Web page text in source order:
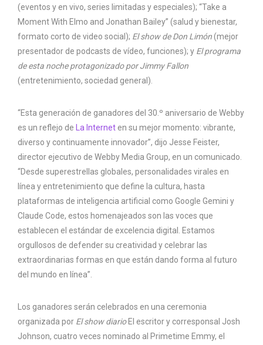
(eventos y en vivo, series limitadas y especiales); “Take a
Moment With Elmo and Jonathan Bailey” (salud y bienestar,
formato corto de video social); El show de Don Limón(mejor
presentador de podcasts de vídeo, funciones); y El programa
de esta noche protagonizado por Jimmy Fallon
(entretenimiento, sociedad general).
“Esta generación de ganadores del 30.º aniversario de Webby
es un reflejo de
La Internet en su mejor momento: vibrante,
diverso y continuamente innovador”, dijo Jesse Feister,
director ejecutivo de Webby Media Group, en un comunicado.
“Desde superestrellas globales, personalidades virales en
línea y entretenimiento que define la cultura, hasta
plataformas de inteligencia artificial como Google Gemini y
Claude Code, estos homenajeados son las voces que
establecen el estándar de excelencia digital. Estamos
orgullosos de defender su creatividad y celebrar las
extraordinarias formas en que están dando forma al futuro
del mundo en línea”.
Los ganadores serán celebrados en una ceremonia
organizada por El show diarioEl escritor y corresponsal Josh
Johnson, cuatro veces nominado al Primetime Emmy, el